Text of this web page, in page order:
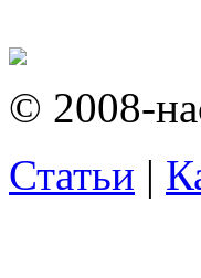
© 2008-
Статьи |